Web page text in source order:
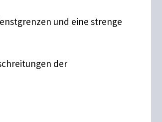
und eine strenge
der